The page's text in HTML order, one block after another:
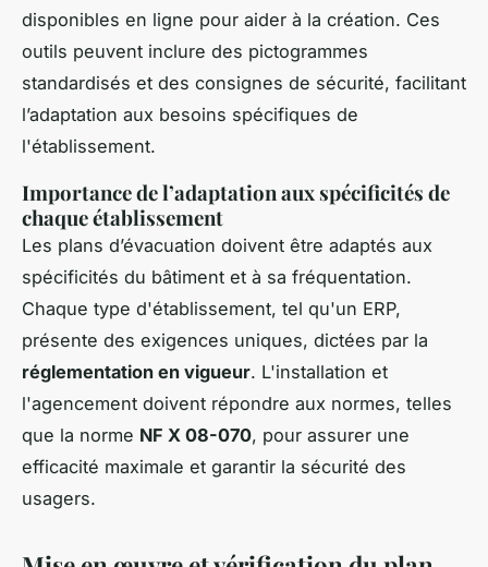
disponibles en ligne pour aider à la création. Ces
outils peuvent inclure des pictogrammes
standardisés et des consignes de sécurité, facilitant
l’adaptation aux besoins spécifiques de
l'établissement.
Importance de l’adaptation aux spécificités de
chaque établissement
Les plans d’évacuation doivent être adaptés aux
spécificités du bâtiment et à sa fréquentation.
Chaque type d'établissement, tel qu'un ERP,
présente des exigences uniques, dictées par la
réglementation en vigueur. L'installation et
l'agencement doivent répondre aux normes, telles
que la norme NF X 08-070, pour assurer une
efficacité maximale et garantir la sécurité des
usagers.